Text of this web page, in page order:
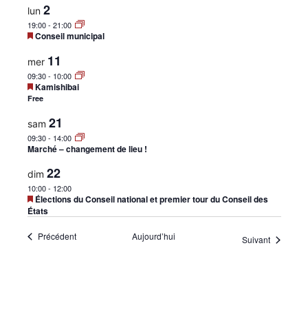
lun 2
19:00- 21:00
Mis
avant
Conseil municipal
mer 11
09:30- 10:00
Mis
en
Kamishibai
Free
sam 21
09:30- 14:00
Marché – changement de lieu !
dim 22
10:00- 12:00
Mis
en
avant
Élections du Conseil national et premier tour du Conseil des
États
PrécédentÉvènements Aujourd’hui Suivant